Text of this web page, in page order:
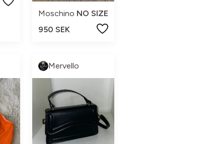
Moschino NO SIZE
950 SEK
Mervello